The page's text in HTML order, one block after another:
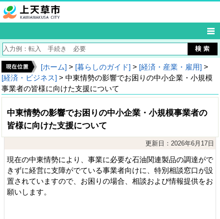
[ホーム] > [暮らしのガイド] > [経済・産業・雇用] >
[経済・ビジネス] > 中東情勢の影響でお困りの中小企業・小規模
事業者の皆様に向けた支援について
中東情勢の影響でお困りの中小企業・小規模事業者の
皆様に向けた支援について
更新日：2026年6月17日
現在の中東情勢により、事業に必要な石油関連製品の調達がで
きずに経営に支障がでている事業者向けに、特別相談窓口が設
置されていますので、お困りの場合、相談および情報提供をお
願いします。